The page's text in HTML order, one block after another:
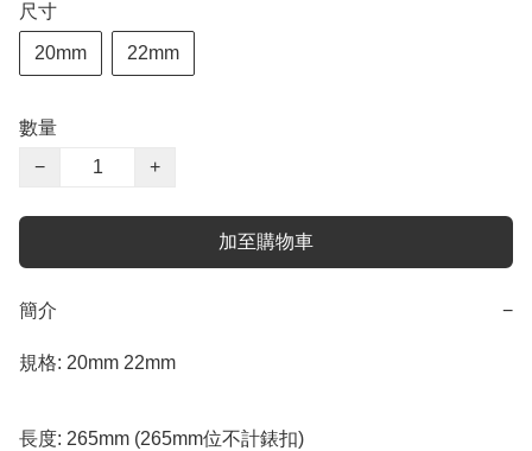
尺寸
20mm 22mm
數量
−
+
加至購物車
簡介 −
規格: 20mm 22mm
長度: 265mm (265mm位不計錶扣)